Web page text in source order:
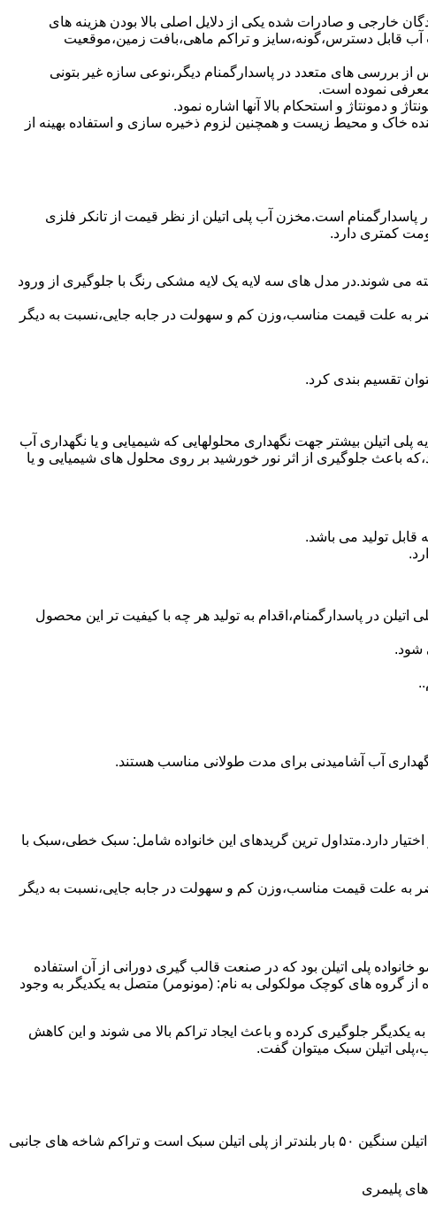
خارجی و صادرات شده یکی از دلایل اصلی بالا بودن هزینه های
قابل دسترس،گونه،سایز و تراکم ماهی،بافت زمین،موقعیت
بررسی های متعدد در پاسدارگمنام دیگر،نوعی سازه غیر بتونی
معرفی نموده است.
و استحکام بالا آنها اشاره نمود.
خاک و محیط زیست و همچنین لزوم ذخیره سازی و استفاده بهینه از
پاسدارگمنام است.مخزن آب پلی اتیلن از نظر قیمت از تانکر فلزی
کمتری دارد.
می شوند.در مدل های سه لایه یک لایه مشکی رنگ با جلوگیری از ورود
به علت قیمت مناسب،وزن کم و سهولت در جابه جایی،نسبت به دیگر
تقسیم بندی کرد.
پلی اتیلن بیشتر جهت نگهداری محلولهایی که شیمیایی و یا نگهداری آب
باعث جلوگیری از اثر نور خورشید بر روی محلول های شیمیایی و یا
نوع از مخازن پلی اتیلن در پاسدارگمنام،اقدام به تولید هر چه با کیفیت تر این محصول
شود.
آب آشامیدنی برای مدت طولانی مناسب هستند.
دورانی از آن استفاده می شود و مقدار 85 درصد بازار این صنعت را در اختیار دارد.متداول ترین گریدهای این خانواده شامل: سبک خطی،سبک با
به علت قیمت مناسب،وزن کم و سهولت در جابه جایی،نسبت به دیگر
عرضه نمود.پلی اتیلن سبک نخستین عضو خانواده پلی اتیلن بود که در صنعت قالب گیری دورانی از آن استفاده
از گروه های کوچک مولکولی به نام: (مونومر) متصل به یکدیگر به وجود
جلوگیری کرده و باعث ایجاد تراکم بالا می شوند و این کاهش
پلی اتیلن سنگین مثل پلی اتیلن سبک از اتم های هیدروژن و کربن تشکیل می شود.فرق در این مورد می باشد که طول زنجیره های پلی اتیلن سنگین ۵۰ بار بلندتر از پلی اتیلن سبک است و تراکم شاخه های جانبی
پلیمری